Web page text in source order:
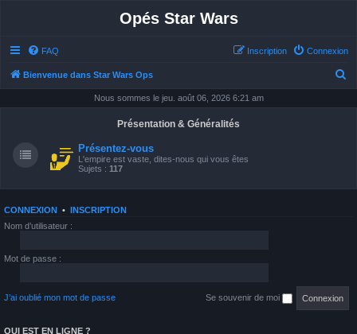
Opés Star Wars
FAQ Connexion
Inscription
Bienvenue dans Star Wars Ops
c
Nous sommes le jeu. août 06, 2026 6:21 am
Présentation & Généralités
Présentez-vous
L'empire est vaste, dites-nous qui vous êtes
Sujets : 117
CONNEXION • INSCRIPTION
Nom d’utilisateur :
Mot de passe :
J’ai oublié mon mot de passe Se souvenir de moi
QUI EST EN LIGNE ?